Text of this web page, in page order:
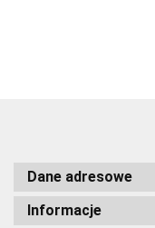
Dane adresowe
Informacje